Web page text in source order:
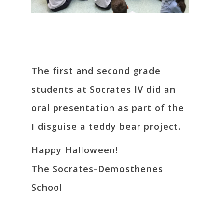
The first and second grade
students at Socrates IV did an
oral presentation as part of the
I disguise a teddy bear project.
Happy Halloween!
The Socrates-Demosthenes
School